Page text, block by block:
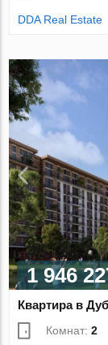
DDA Real Estate
1 946
Квартира в
Комнат:2